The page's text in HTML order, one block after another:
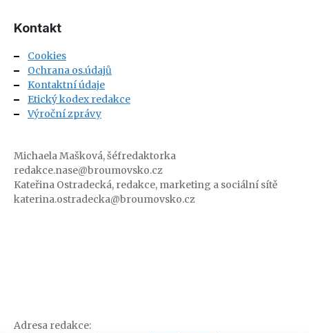
Kontakt
Cookies
Ochrana os.údajů
Kontaktní údaje
Etický kodex redakce
Výroční zprávy
Michaela Mašková, šéfredaktorka
redakce.nase@broumovsko.cz
Kateřina Ostradecká, redakce, marketing a sociální sítě
katerina.ostradecka@broumovsko.cz
Adresa redakce: